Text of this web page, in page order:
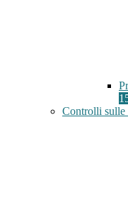
Controlli sulle